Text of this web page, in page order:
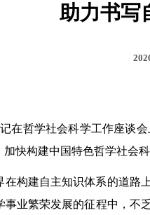
助力书写
在哲学社会科学工作座谈
快构建中国特色哲学社会
构建自主知识体系的道路
事业繁荣发展的征程中，